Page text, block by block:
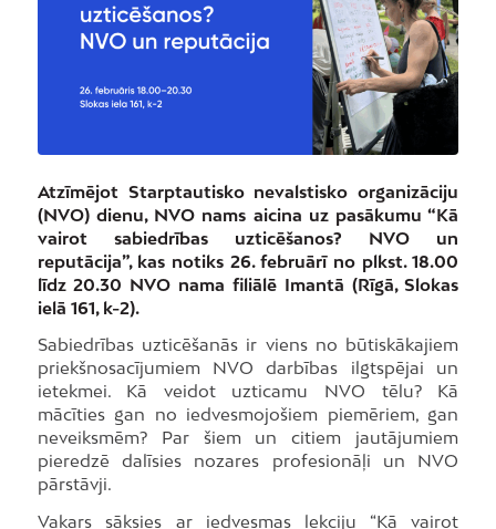
Atzīmējot Starptautisko nevalstisko organizāciju
(NVO) dienu, NVO nams aicina uz pasākumu “Kā
vairot sabiedrības uzticēšanos? NVO un
reputācija”, kas notiks 26. februārī no plkst. 18.00
līdz 20.30 NVO nama filiālē Imantā (Rīgā, Slokas
ielā 161, k-2).
Sabiedrības uzticēšanās ir viens no būtiskākajiem
priekšnosacījumiem NVO darbības ilgtspējai un
ietekmei. Kā veidot uzticamu NVO tēlu? Kā
mācīties gan no iedvesmojošiem piemēriem, gan
neveiksmēm? Par šiem un citiem jautājumiem
pieredzē dalīsies nozares profesionāļi un NVO
pārstāvji.
Vakars sāksies ar iedvesmas lekciju “Kā vairot